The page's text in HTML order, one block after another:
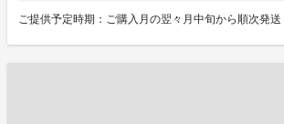
ご提供予定時期：ご購入月の翌々月中旬から順次発送